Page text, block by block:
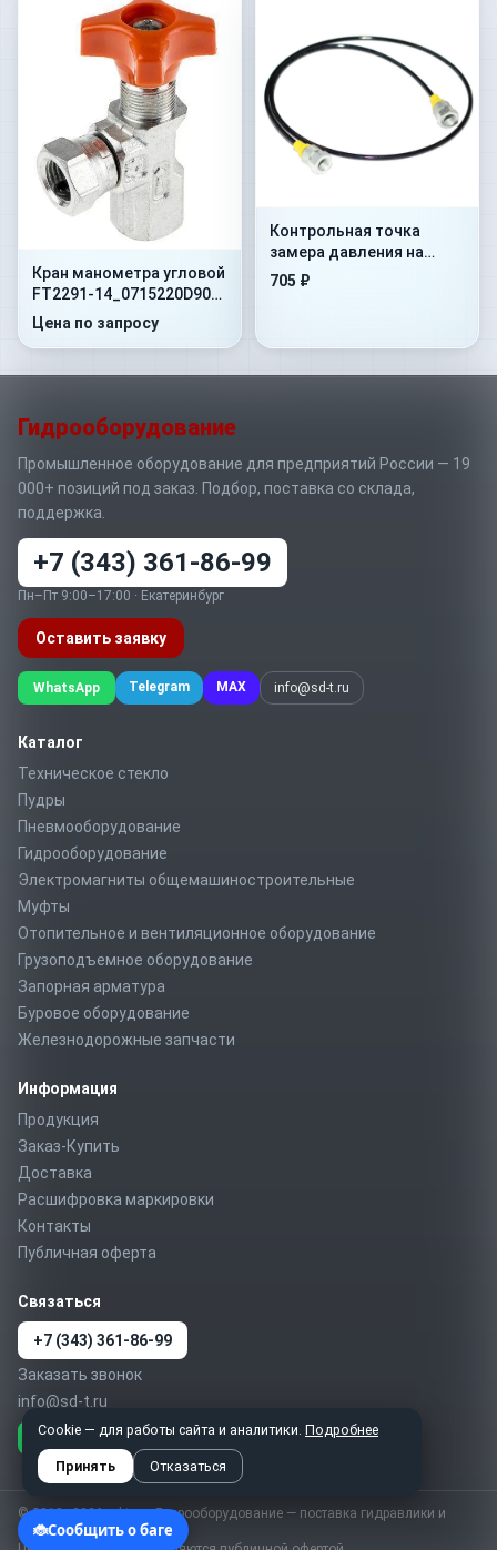
Кран манометра угловой
FT2291-14_0715220D90
400 Бар 1/4"NPT -60
Цена по запросу
Контрольная точка
замера давления на
гибком шланге Flex.
705 ₽
Гидрооборудование
Промышленное оборудование для предприятий России — 19
000+ позиций под заказ. Подбор, поставка со склада,
поддержка.
+7 (343) 361-86-99
Пн–Пт 9:00–17:00 · Екатеринбург
Оставить заявку
WhatsApp Telegram MAX info@sd-t.ru
Каталог
Техническое стекло
Пудры
Пневмооборудование
Гидрооборудование
Электромагниты общемашиностроительные
Муфты
Отопительное и вентиляционное оборудование
Грузоподъемное оборудование
Запорная арматура
Буровое оборудование
Железнодорожные запчасти
Информация
Продукция
Заказ-Купить
Доставка
Расшифровка маркировки
Контакты
Публичная оферта
Связаться
+7 (343) 361-86-99
Заказать звонок
info@sd-t.ru
WhatsApp Telegram MAX
© 2010–2026 sd-t.ru · Гидрооборудование — поставка гидравлики и
пневматики по России
Cookie — для работы сайта и аналитики. Подробнее
Принять Отказаться